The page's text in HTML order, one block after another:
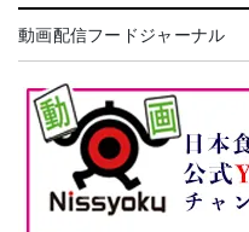
動画配信フードジャーナル